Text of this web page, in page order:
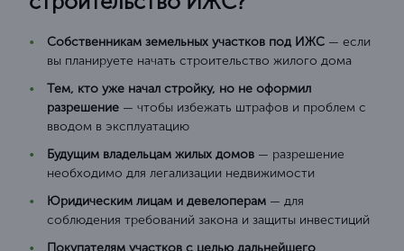
Собственникам земельных участков под ИЖС — если
вы планируете начать строительство жилого дома
Тем, кто уже начал стройку, но не оформил
разрешение — чтобы избежать штрафов и проблем с
вводом в эксплуатацию
Будущим владельцам жилых домов — разрешение
необходимо для легализации недвижимости
Юридическим лицам и девелоперам — для
соблюдения требований закона и защиты инвестиций